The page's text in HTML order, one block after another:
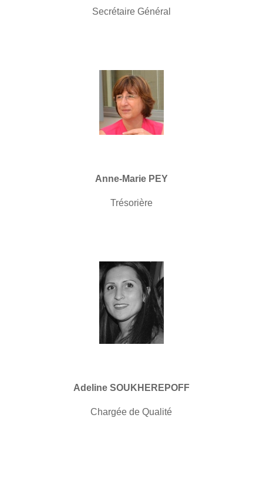
Secrétaire Général
Anne-Marie PEY
Trésorière
Adeline SOUKHEREPOFF
Chargée de Qualité